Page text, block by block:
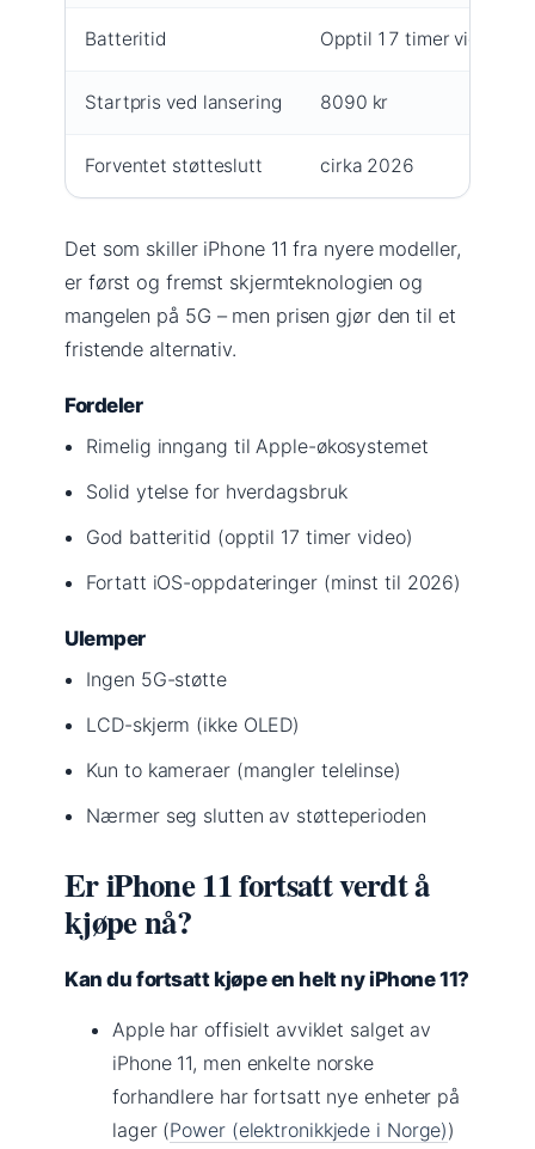
Batteritid Opptil 17 timer
Startpris ved lansering 8090 kr
Forventet støtteslutt cirka 2026
Det som skiller iPhone 11 fra nyere modeller,
er først og fremst skjermteknologien og
mangelen på 5G – men prisen gjør den til et
fristende alternativ.
Fordeler
Rimelig inngang til Apple-økosystemet
Solid ytelse for hverdagsbruk
God batteritid (opptil 17 timer video)
Fortatt iOS-oppdateringer (minst til 2026)
Ulemper
Ingen 5G-støtte
LCD-skjerm (ikke OLED)
Kun to kameraer (mangler telelinse)
Nærmer seg slutten av støtteperioden
Er iPhone 11 fortsatt verdt å
kjøpe nå?
Kan du fortsatt kjøpe en helt ny iPhone 11?
Apple har offisielt avviklet salget av
iPhone 11, men enkelte norske
forhandlere har fortsatt nye enheter på
lager (Power (elektronikkjede i Norge))